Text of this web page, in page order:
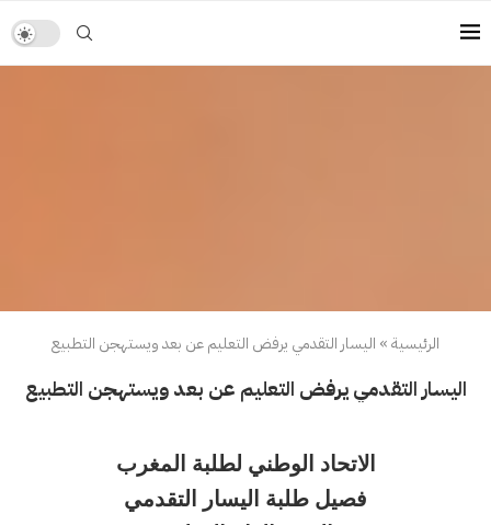
الرئيسية» اليسار التقدمي يرفض التعليم عن بعد ويستهجن التطبيع
اليسار التقدمي يرفض التعليم عن بعد ويستهجن التطبيع
الاتحاد الوطني لطلبة المغرب
فصيل طلبة اليسار التقدمي